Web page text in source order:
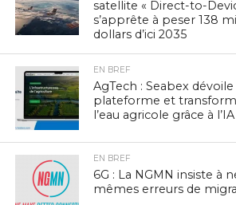
satellite « Direct-to-
s’apprête à peser 138
dollars d’ici 2035
EN BREF
AgTech : Seabex
plateforme et
l’eau agricole grâce à l’IA
EN BREF
6G : La NGMN insiste à
mêmes erreurs de